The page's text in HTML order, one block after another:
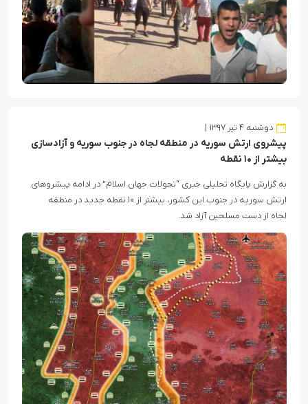
دوشنبه ۴ تیر ۱۳۹۷
پیشروی ارتش سوریه در منطقه لجاه در جنوب سوریه و آزادسازی
بیشتر از ۱۰ نقطه
به گزارش پایگاه تحلیلی خبری “تحولات جهان اسلام” در ادامه پیشروهای
ارتش سوریه در جنوب این کشور، بیشتر از ۱۰ نقطه جدید در منطقه
لجاه از دست مسلحین آزاد شد.